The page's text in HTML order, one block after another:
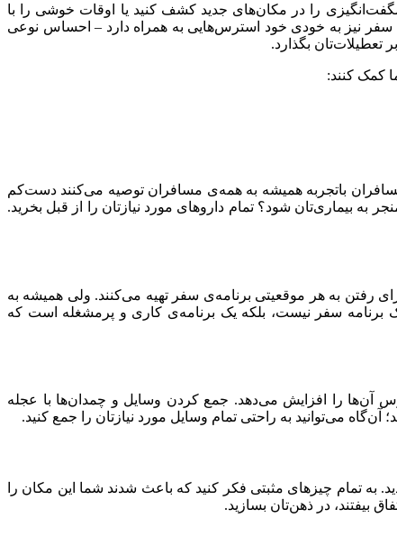
را در مکان‌های جدید کشف کنید یا اوقات خوشی را با
سفر نیز به خودی خود استرس‌هایی به همراه دارد – احساس نوعی
بگذارد.
مسافران باتجربه همیشه به همه‌ی مسافران توصیه می‌کنند دست‌کم
به بیماری‌تان شود؟ تمام داروهای مورد نیازتان را از قبل بخرید.
رفتن به هر موقعیتی برنامه‌ی سفر تهیه می‌کنند. ولی همیشه به
یک برنامه سفر نیست، بلکه یک برنامه‌ی کاری و پرمشغله است که
را افزایش می‌دهد. جمع کردن وسایل و چمدان‌ها با عجله
تمام چیزهای مثبتی فکر کنید که باعث شدند شما این مکان را
بیفتند، در ذهن‌تان بسازید.